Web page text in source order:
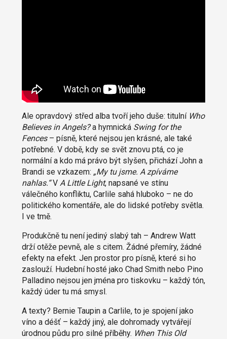
Ale opravdový střed alba tvoří jeho duše: titulní Who
Believes in Angels?a hymnická Swing for the
Fences– písně, které nejsou jen krásné, ale také
potřebné. V době, kdy se svět znovu ptá, co je
normální a kdo má právo být slyšen, přichází John a
Brandi se vzkazem: „My tu jsme. A zpíváme
nahlas.“VA Little Light, napsané ve stínu
válečného konfliktu, Carlile sahá hluboko – ne do
politického komentáře, ale do lidské potřeby světla.
I ve tmě.
Produkčně tu není jediný slabý tah – Andrew Watt
drží otěže pevně, ale s citem. Žádné přemíry, žádné
efekty na efekt. Jen prostor pro písně, které si ho
zaslouží. Hudební hosté jako Chad Smith nebo Pino
Palladino nejsou jen jména pro tiskovku – každý tón,
každý úder tu má smysl.
A texty? Bernie Taupin a Carlile, to je spojení jako
víno a déšť – každý jiný, ale dohromady vytvářejí
úrodnou půdu pro silné příběhy. When This Old